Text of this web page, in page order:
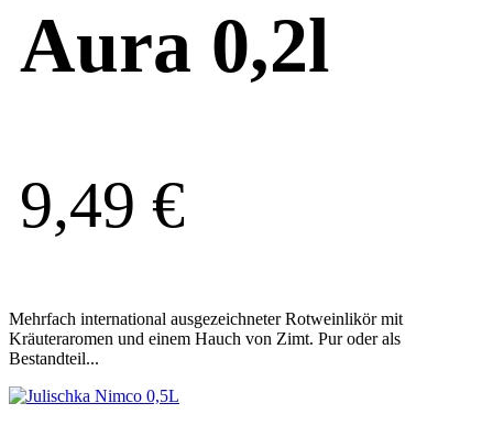
Aura 0,2l
9,49 €
Mehrfach international ausgezeichneter Rotweinlikör mit
Kräuteraromen und einem Hauch von Zimt. Pur oder als
Bestandteil...